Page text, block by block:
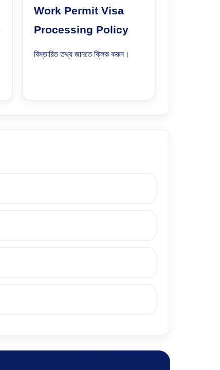
Work Permit Visa
Processing Policy
বিস্তারিত তথ্য জানতে ক্লিক করুন।